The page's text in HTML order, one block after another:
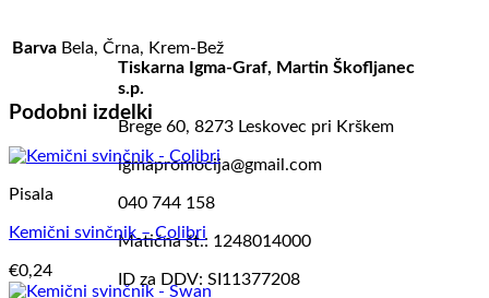
Tiskarna Igma-Graf, Martin Škofljanec
s.p.
Brege 60, 8273 Leskovec pri Krškem
igmapromocija@gmail.com
040 744 158
Matična št.: 1248014000
ID za DDV: SI11377208
Barva Bela, Črna, Krem-Bež
Podobni izdelki
Pisala
Kemični svinčnik – Colibri
€0,24